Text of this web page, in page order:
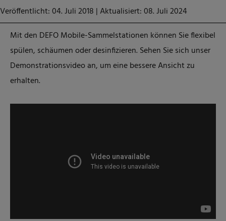
Veröffentlicht: 04. Juli 2018 |Aktualisiert: 08. Juli 2024
Mit den DEFO Mobile-Sammelstationen können Sie flexibel
spülen, schäumen oder desinfizieren. Sehen Sie sich unser
Demonstrationsvideo an, um eine bessere Ansicht zu
erhalten.